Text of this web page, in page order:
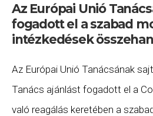
Az Európai Unió
fogadott el a szabad
intézkedések
Az Európai Unió Tanácsának
Tanács ajánlást fogadott el a
való reagálás keretében a